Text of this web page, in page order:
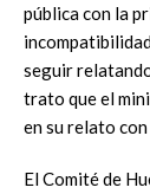
pública con la
seguir
trato que el
en su relato
El Comité de